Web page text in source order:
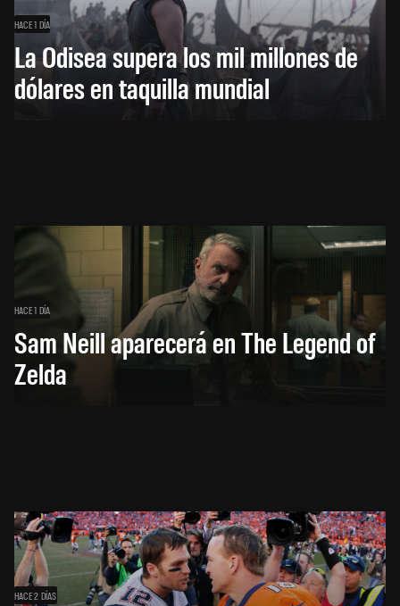
HACE 1 DÍA
La Odisea supera los mil millones de
dólares en taquilla mundial
HACE 1 DÍA
Sam Neill aparecerá en The Legend of
Zelda
HACE 2 DÍAS